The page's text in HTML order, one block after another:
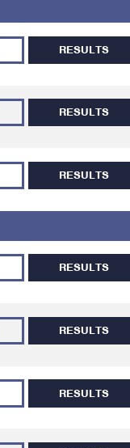
RESULTS
RESULTS
RESULTS
RESULTS
RESULTS
RESULTS